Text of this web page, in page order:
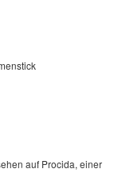
auf Procida, einer